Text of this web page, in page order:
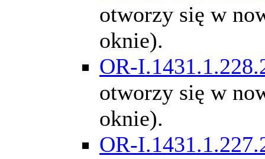
otworzy się w
oknie).
OR-
otworzy się w
oknie).
OR-